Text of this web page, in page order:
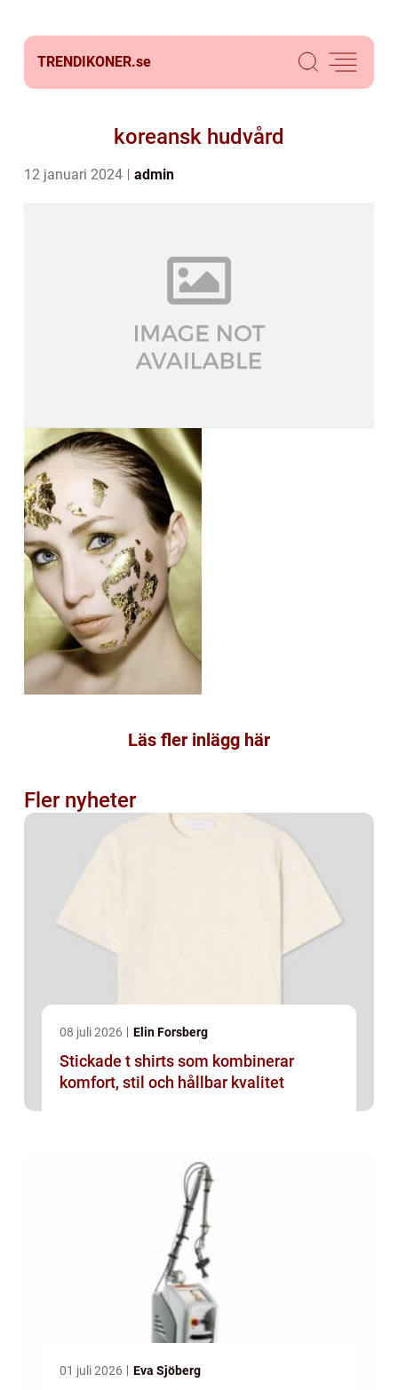
TRENDIKONER.se
koreansk hudvård
12 januari 2024 admin
Läs fler inlägg här
Fler nyheter
08 juli 2026 Elin Forsberg
Stickade t shirts som kombinerar
komfort, stil och hållbar kvalitet
01 juli 2026 Eva Sjöberg